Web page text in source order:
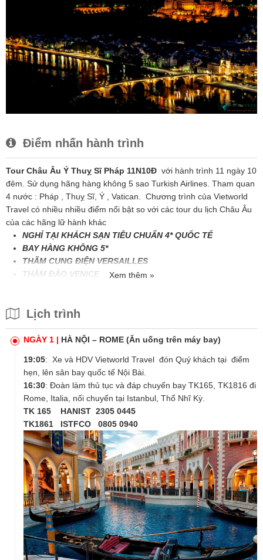
Điểm nhấn hành trình
Tour Châu Âu Ý Thuỵ Sĩ Pháp 11N10Đ với hành trình 11 ngày 10
đêm. Sử dụng hãng hàng không 5 sao Turkish Airlines. Tham quan
4 nước : Pháp , Thuỵ Sĩ, Ý , Vatican. Chương trình của Vietworld
Travel có nhiều nhiều điểm nổi bật so với các tour du lịch Châu Âu
của các hãng lữ hành khác
NGHỈ TẠI KHÁCH SẠN TIÊU CHUẨN 4* QUỐC TẾ
BAY HÀNG KHÔNG 5*
THĂM CUNG ĐIỆN VERSAILLES
THĂM ĐẢO VENICE
THĂM THÁP NGHIÊNG PISA
ÂU
Xem thêm »
Lịch trình
NGÀY 1 | HÀ NỘI – ROME (Ăn uống trên máy bay)
19:05: Xe và HDV Vietworld Travel đón Quý khách tại điểm
hẹn, lên sân bay quốc tế Nội Bài.
16:30: Đoàn làm thủ tục và đáp chuyến bay TK165, TK1816 đi
Rome, Italia, nối chuyến tại Istanbul, Thổ Nhĩ Kỳ.
TK 165 HANIST 2305 0445
TK1861
ISTFCO 0805 0940